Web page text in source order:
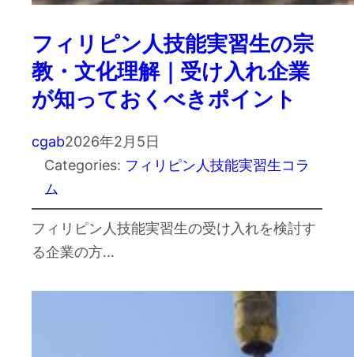
フィリピン人技能実習生の宗
教・文化理解｜受け入れ企業
が知っておくべきポイント
cgab2026年2月5日
Categories: フィリピン人技能実習生コラ
ム
フィリピン人技能実習生の受け入れを検討す
る企業の方…